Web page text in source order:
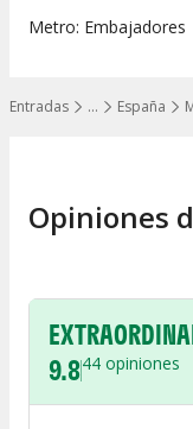
…
Mostrar todos
Entradas España
Metro: Embajadores
Opiniones
9.844 opiniones